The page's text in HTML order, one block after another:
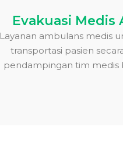
Evakuasi Medis
Layanan ambulans medis
transportasi pasien
pendampingan tim medis